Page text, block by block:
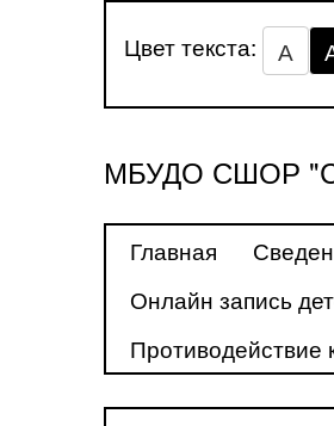
Цвет текста: А
МБУДО СШОР
Главная
Онлайн запись
Противодействие